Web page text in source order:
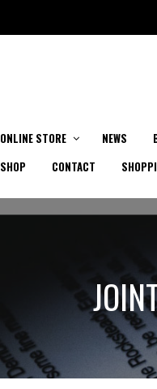
ONLINE STORE NEWS
SHOP
CONTACT